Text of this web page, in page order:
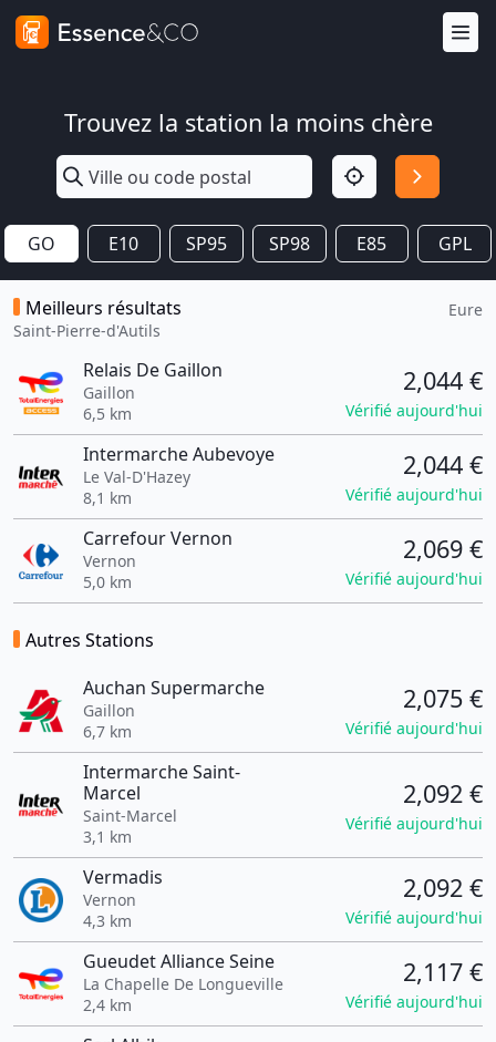
Trouvez la station la moins chère
GO E10 SP95 SP98 E85 GPL
Meilleurs résultats
Saint-Pierre-d'Autils
Eure
Relais De Gaillon
Gaillon
6,5 km
2,044 €
Vérifié aujourd'hui
Intermarche Aubevoye
Le Val-D'Hazey
8,1 km
2,044 €
Vérifié aujourd'hui
Carrefour Vernon
Vernon
5,0 km
2,069 €
Vérifié aujourd'hui
Autres Stations
Auchan Supermarche
Gaillon
6,7 km
2,075 €
Vérifié aujourd'hui
Intermarche Saint-
Marcel
Saint-Marcel
3,1 km
2,092 €
Vérifié aujourd'hui
Vermadis
Vernon
4,3 km
2,092 €
Vérifié aujourd'hui
Gueudet Alliance Seine
La Chapelle De Longueville
2,4 km
2,117 €
Vérifié aujourd'hui